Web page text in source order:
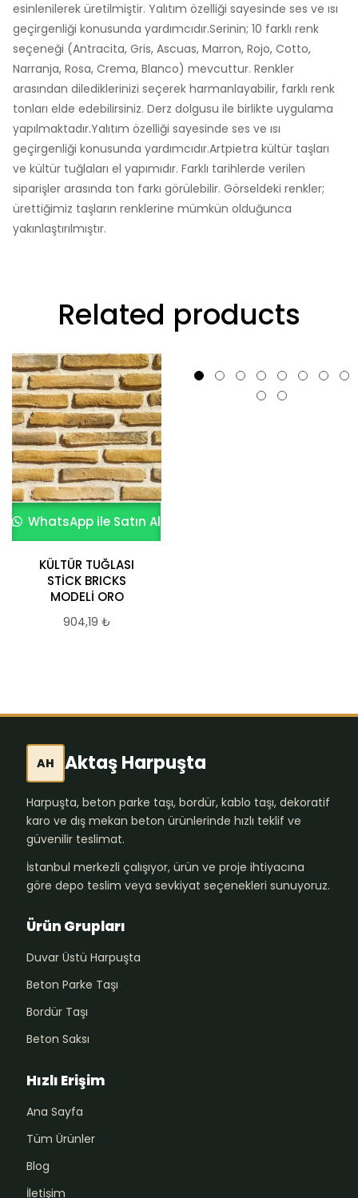
esinlenilerek üretilmiştir. Yalıtım özelliği sayesinde ses ve ısı
geçirgenliği konusunda yardımcıdır.Serinin; 10 farklı renk
seçeneği (Antracita, Gris, Ascuas, Marron, Rojo, Cotto,
Narranja, Rosa, Crema, Blanco) mevcuttur. Renkler
arasından dilediklerinizi seçerek harmanlayabilir, farklı renk
tonları elde edebilirsiniz. Derz dolgusu ile birlikte uygulama
yapılmaktadır.Yalıtım özelliği sayesinde ses ve ısı
geçirgenliği konusunda yardımcıdır.Artpietra kültür taşları
ve kültür tuğlaları el yapımıdır. Farklı tarihlerde verilen
siparişler arasında ton farkı görülebilir. Görseldeki renkler;
ürettiğimiz taşların renklerine mümkün olduğunca
yakınlaştırılmıştır.
Related products
WhatsApp ile Satın Al
KÜLTÜR TUĞLASI
STİCK BRICKS
MODELİ ORO
904,19 ₺
AH Aktaş Harpuşta
Harpuşta, beton parke taşı, bordür, kablo taşı, dekoratif
karo ve dış mekan beton ürünlerinde hızlı teklif ve
güvenilir teslimat.
İstanbul merkezli çalışıyor, ürün ve proje ihtiyacına
göre depo teslim veya sevkiyat seçenekleri sunuyoruz.
Ürün Grupları
Duvar Üstü Harpuşta
Beton Parke Taşı
Bordür Taşı
Beton Saksı
Hızlı Erişim
Ana Sayfa
Tüm Ürünler
Blog
İletişim